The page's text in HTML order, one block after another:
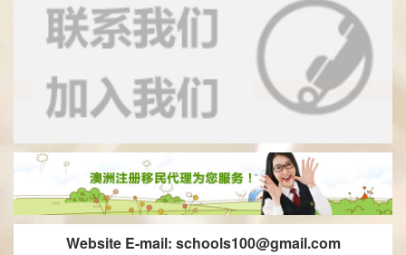
Website E-mail: schools100@gmail.com